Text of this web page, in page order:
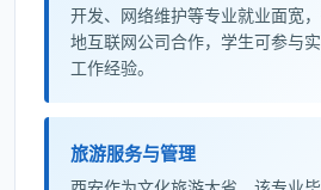
开发、网络维护等专业就业面宽
地互联网公司合作，学生可参与
工作经验。
旅游服务与管理